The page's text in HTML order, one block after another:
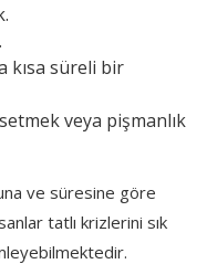
kısa süreli bir
veya pişmanlık
ve süresine göre
tatlı krizlerini sık